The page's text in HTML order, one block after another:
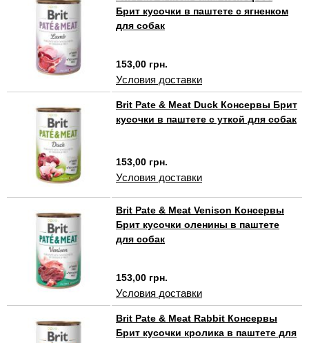
Брит кусочки в паштете с ягненком
для собак
153,00 грн.
Условия доставки
Brit Pate & Meat Duck Консервы Брит
кусочки в паштете с уткой для собак
153,00 грн.
Условия доставки
Brit Pate & Meat Venison Консервы
Брит кусочки оленины в паштете
для собак
153,00 грн.
Условия доставки
Brit Pate & Meat Rabbit Консервы
Брит кусочки кролика в паштете для